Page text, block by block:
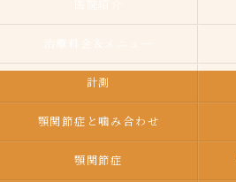
計測
顎関節症と噛み合わせ
顎関節症